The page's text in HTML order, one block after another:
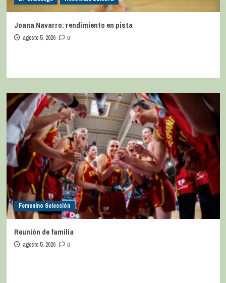
Joana Navarro: rendimiento en pista
agosto 5, 2026 0
Femenino Selección
Reunión de familia
agosto 5, 2026 0